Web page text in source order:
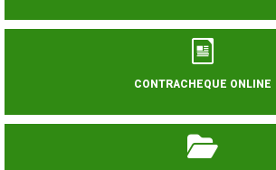
CONTRACHEQUE ONLINE